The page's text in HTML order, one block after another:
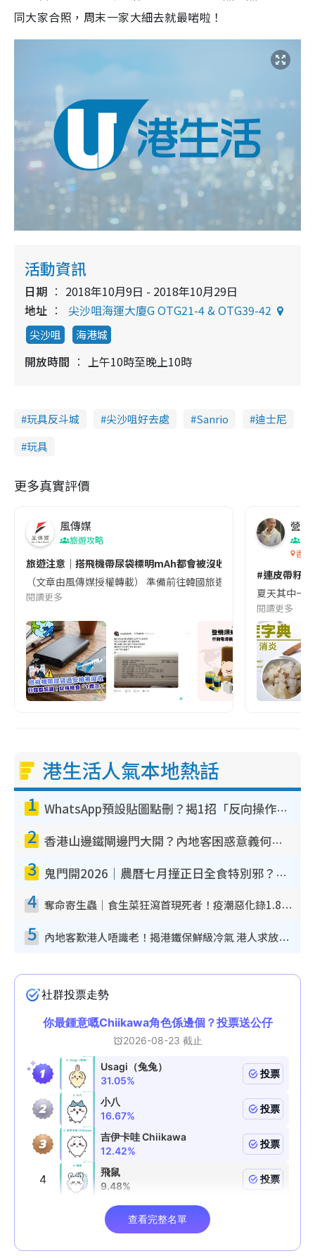
同大家合照，周末一家大細去就最啱啦！
活動資訊
日期
2018年10月9日 - 2018年10月29日
地址
尖沙咀海運大廈G OTG21-4 & OTG39-42
尖沙咀 海港城
開放時間 上午10時至晚上10時
玩具反斗城 尖沙咀好去處 Sanrio
迪士尼
玩具
更多真實評價
風傳媒
旅遊攻略
旅遊注意｜搭飛機帶尿袋標明mAh都會被沒收😱出發前切記檢查
（文章由風傳媒授權轉載） 準備前往韓國旅遊的民眾，近期要
閱讀更多
營養
香港
#連皮帶籽
夏天其中一
閱讀更多
港生活人氣本地熱話
1 WhatsApp預設貼圖點刪？揭1招「反向操作」還原簡潔介面 附3步實測教學
2 香港山邊鐵閘邊門大開？內地客困惑意義何在！網民神回覆：呢種叫法理性防禦
3 鬼門開2026｜農曆七月撞正日全食特別邪？專家警告切忌做一事！揭4大禁忌+2招保平安
4 奪命寄生蟲｜食生菜狂瀉首現死者！疫潮惡化錄1.8萬宗病例 揭洗菜3大謬誤
5 內地客歎港人唔識老！揭港鐵保鮮級冷氣 港人求放過：咪投訴